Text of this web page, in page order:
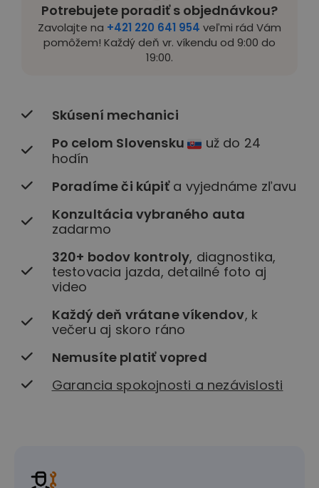
Potrebujete poradiť s objednávkou?
Zavolajte na +421 220 641 954 veľmi rád Vám
pomôžem! Každý deň vr. víkendu od 9:00 do
19:00.
Skúsení mechanici
Po celom Slovensku
už do 24
hodín
Poradíme či kúpiťa vyjednáme zľavu
Konzultácia vybraného auta
zadarmo
320+ bodov kontroly, diagnostika,
testovacia jazda, detailné foto aj
video
Každý deň vrátane víkendov, k
večeru aj skoro ráno
Nemusíte platiť vopred
Garancia spokojnosti a nezávislosti